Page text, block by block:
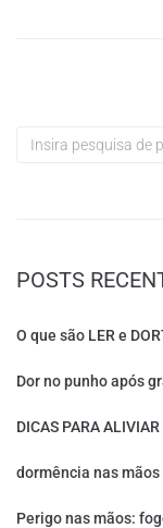
POSTS
O que são LER e
Dor no punho após
DICAS PARA
dormência nas
Perigo nas mãos: